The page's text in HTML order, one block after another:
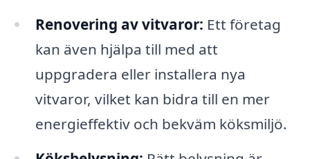
Renovering av vitvaror: Ett företag
kan även hjälpa till med att
uppgradera eller installera nya
vitvaror, vilket kan bidra till en mer
energieffektiv och bekväm köksmiljö.